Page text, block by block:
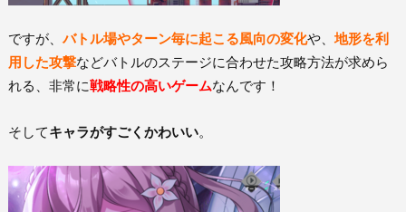
ですが、バトル場やターン毎に起こる風向の変化や、地形を利
用した攻撃などバトルのステージに合わせた攻略方法が求めら
れる、非常に戦略性の高いゲームなんです！
そしてキャラがすごくかわいい。